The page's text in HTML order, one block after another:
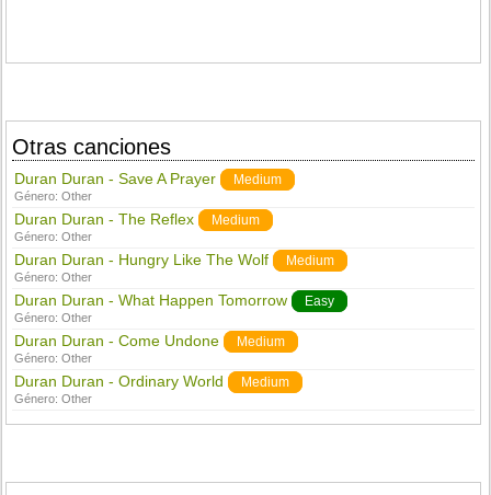
Otras canciones
Duran Duran - Save A Prayer Medium
Género:Other
Duran Duran - The Reflex Medium
Género:Other
Duran Duran - Hungry Like The Wolf Medium
Género:Other
Duran Duran - What Happen Tomorrow Easy
Género:Other
Duran Duran - Come Undone Medium
Género:Other
Duran Duran - Ordinary World Medium
Género:Other